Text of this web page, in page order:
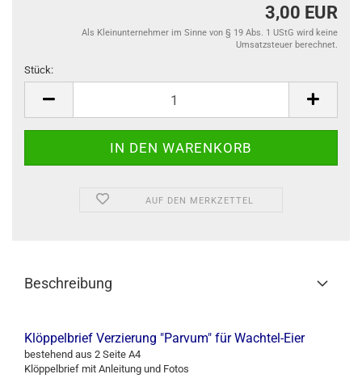
3,00 EUR
Als Kleinunternehmer im Sinne von § 19 Abs. 1 UStG wird keine
Umsatzsteuer berechnet.
Stück:
AUF DEN MERKZETTEL
Beschreibung
Klöppelbrief Verzierung "Parvum" für Wachtel-Eier
bestehend aus 2 Seite A4
Klöppelbrief mit Anleitung und Fotos